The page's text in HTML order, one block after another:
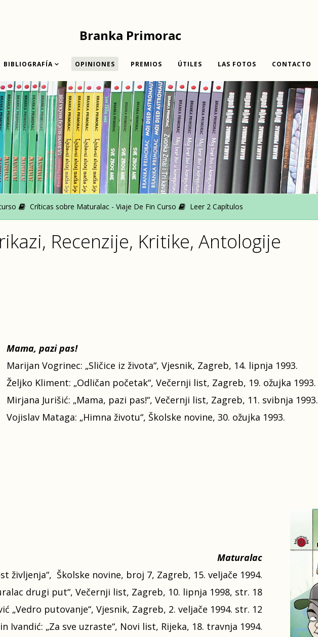
Branka Primorac
BIBLIOGRAFÍA OPINIONES PREMIOS ÚTILES LAS FOTOS CONTACTO
Críticas sobre Maturalac - Viaje De Fin Curso Leer 2 Capítulos
Recenzije, Kritike, Antologije
Mama, pazi pas!
Marijan Vogrinec: „Sličice iz života“, Vjesnik, Zagreb, 14. lipnja 1993.
Željko Kliment: „Odličan početak“, Večernji list, Zagreb, 19. ožujka 1993.
Mirjana Jurišić: „Mama, pazi pas!“, Večernji list, Zagreb, 11. svibnja 1993.
Vojislav Mataga: „Himna životu“, Školske novine, 30. ožujka 1993.
Maturalac
življenja“, Školske novine, broj 7, Zagreb, 15. veljače 1994.
drugi put“, Večernji list, Zagreb, 10. lipnja 1998, str. 18
„Vedro putovanje“, Vjesnik, Zagreb, 2. veljače 1994. str. 12
Ivandić: „Za sve uzraste“, Novi list, Rijeka, 18. travnja 1994.